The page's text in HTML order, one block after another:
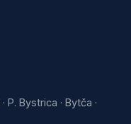
· P. Bystrica · Bytča ·